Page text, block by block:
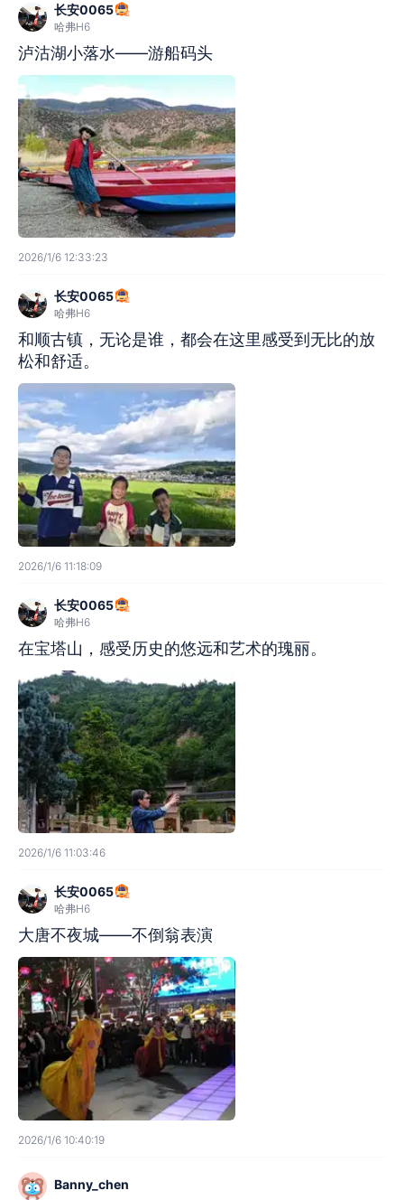
长安0065
哈弗H6
泸沽湖小落水——游船码头
2026/1/6 12:33:23
长安0065
哈弗H6
和顺古镇，无论是谁，都会在这里感受到无比的放
松和舒适。
2026/1/6 11:18:09
长安0065
哈弗H6
在宝塔山，感受历史的悠远和艺术的瑰丽。
2026/1/6 11:03:46
长安0065
哈弗H6
大唐不夜城——不倒翁表演
2026/1/6 10:40:19
Banny_chen